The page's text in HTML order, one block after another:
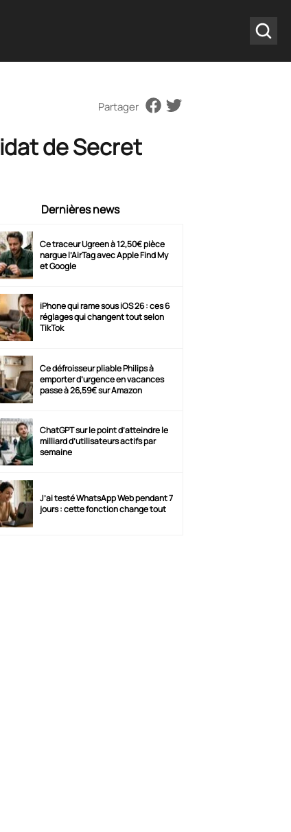
Partager
de Secret
Dernières news
Ce traceur Ugreen à 12,50€ pièce
nargue l’AirTag avec Apple Find My
et Google
iPhone qui rame sous iOS 26 : ces 6
réglages qui changent tout selon
TikTok
Ce défroisseur pliable Philips à
emporter d’urgence en vacances
passe à 26,59€ sur Amazon
ChatGPT sur le point d’atteindre le
milliard d’utilisateurs actifs par
semaine
J’ai testé WhatsApp Web pendant 7
jours : cette fonction change tout